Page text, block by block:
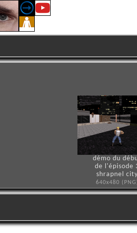
démo du
de l'épisode
shrapnel city
640x480